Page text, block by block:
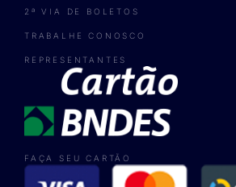
2ª VIA DE BOLETOS
TRABALHE CONOSCO
REPRESENTANTES
FAÇA SEU CARTÃO